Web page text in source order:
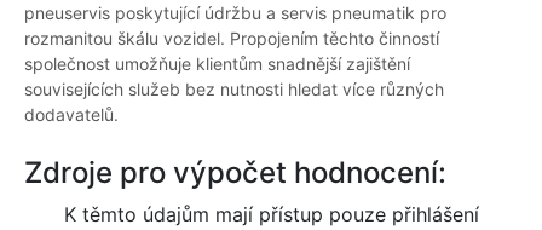
pneuservis poskytující údržbu a servis pneumatik pro
rozmanitou škálu vozidel. Propojením těchto činností
společnost umožňuje klientům snadnější zajištění
souvisejících služeb bez nutnosti hledat více různých
dodavatelů.
Zdroje pro výpočet hodnocení:
K těmto údajům mají přístup pouze přihlášení